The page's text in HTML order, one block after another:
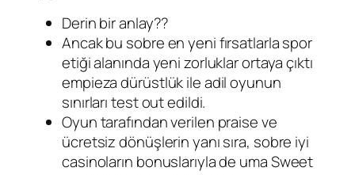
Derin bir anlay??
Ancak bu sobre en yeni fırsatlarla spor
etiği alanında yeni zorluklar ortaya çıktı
empieza dürüstlük ile adil oyunun
sınırları test out edildi.
Oyun tarafından verilen praise ve
ücretsiz dönüşlerin yanı sıra, sobre iyi
casinoların bonuslarıyla de uma Sweet